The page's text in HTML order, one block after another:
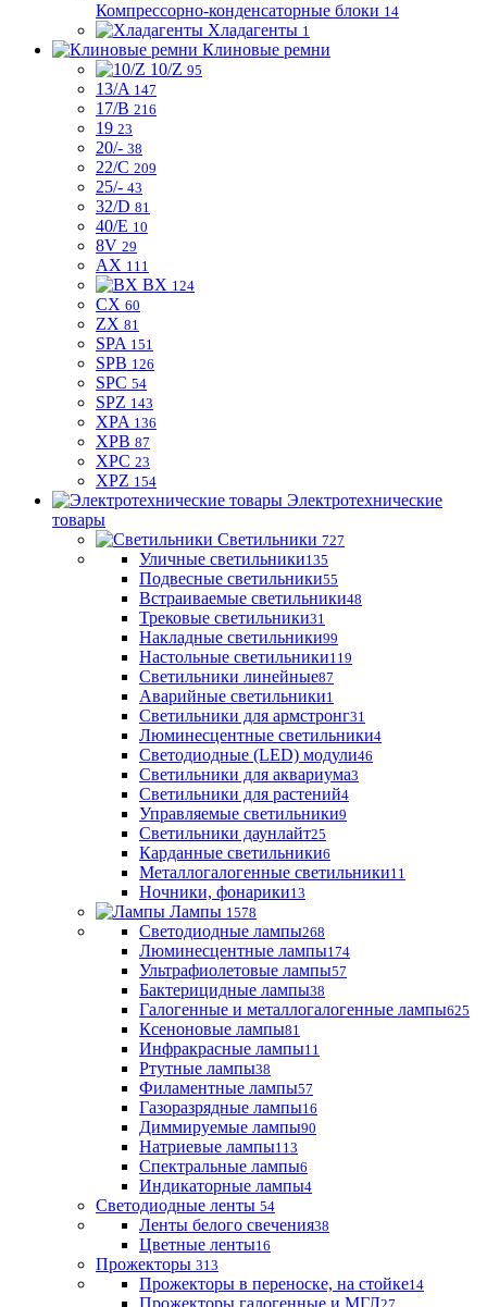
Компрессорно-конденсаторные блоки 14
Хладагенты 1
Клиновые ремни
10/Z 95
13/A 147
17/B 216
19 23
20/- 38
22/C 209
25/- 43
32/D 81
40/E 10
8V 29
AX 111
BX 124
CX 60
ZX 81
SPA 151
SPB 126
SPC 54
SPZ 143
XPA 136
XPB 87
XPC 23
XPZ 154
Электротехнические
товары
Светильники 727
Уличные светильники135
Подвесные светильники55
Встраиваемые светильники48
Трековые светильники31
Накладные светильники99
Настольные светильники119
Светильники линейные87
Аварийные светильники1
Светильники для армстронг31
Люминесцентные светильники4
Светодиодные (LED) модули46
Светильники для аквариума3
Светильники для растений4
Управляемые светильники9
Светильники даунлайт25
Карданные светильники6
Металлогалогенные светильники11
Ночники, фонарики13
Лампы 1578
Светодиодные лампы268
Люминесцентные лампы174
Ультрафиолетовые лампы57
Бактерицидные лампы38
Галогенные и металлогалогенные лампы625
Ксеноновые лампы81
Инфракрасные лампы11
Ртутные лампы38
Филаментные лампы57
Газоразрядные лампы16
Диммируемые лампы90
Натриевые лампы113
Спектральные лампы6
Индикаторные лампы4
Светодиодные ленты 54
Ленты белого свечения38
Цветные ленты16
Прожекторы 313
Прожекторы в переноске, на стойке14
Прожекторы галогенные и МГЛ